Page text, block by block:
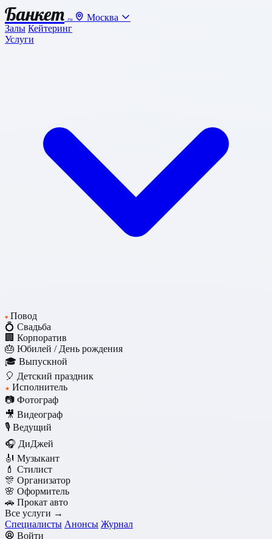
Банкет .ru
Москва
Залы Кейтеринг
Услуги
♥ Повод
💍 Свадьба
🏢 Корпоратив
🎂 Юбилей / День рождения
🎓 Выпускной
🎈 Детский праздник
★ Исполнитель
📷 Фотограф
🎥 Видеограф
🎙️ Ведущий
🎧 ДиДжей
🎻 Музыкант
💄 Стилист
🎊 Организатор
🌸 Оформитель
🚗 Прокат авто
Все услуги →
Специалисты Анонсы Журнал
Войти